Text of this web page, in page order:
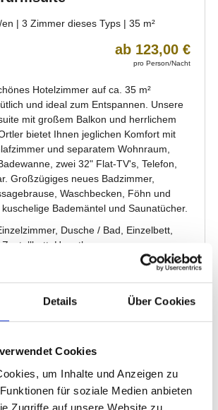
Details Über Cookies
Cookies
um Inhalte und Anzeigen zu
für soziale Medien anbieten
Zugriffe auf unsere Website zu